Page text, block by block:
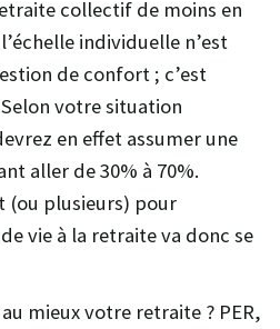
collectif de moins en
individuelle n’est
de confort ; c’est
votre situation
en effet assumer une
aller de 30% à 70%.
(ou plusieurs) pour
vie à la retraite va donc se
mieux votre retraite ? PER,